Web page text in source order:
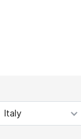
Italy